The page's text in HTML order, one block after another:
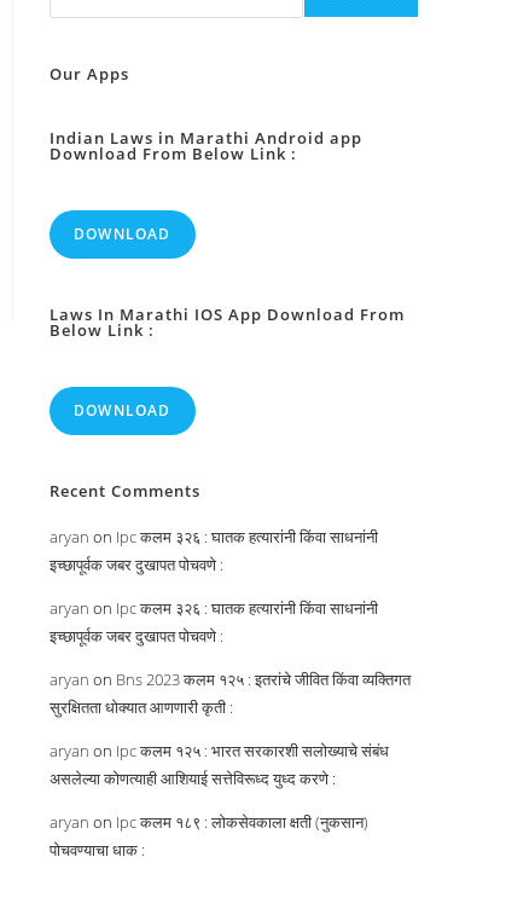
Our Apps
Indian Laws in Marathi Android app
Download From Below Link :
DOWNLOAD
Laws In Marathi IOS App Download From
Below Link :
DOWNLOAD
Recent Comments
aryan on Ipc कलम ३२६ : घातक हत्यारांनी किंवा साधनांनी
इच्छापूर्वक जबर दुखापत पोचवणे :
aryan on Ipc कलम ३२६ : घातक हत्यारांनी किंवा साधनांनी
इच्छापूर्वक जबर दुखापत पोचवणे :
aryan on Bns 2023 कलम १२५ : इतरांचे जीवित किंवा व्यक्तिगत
सुरक्षितता धोक्यात आणणारी कृती :
aryan on Ipc कलम १२५ : भारत सरकारशी सलोख्याचे संबंध
असलेल्या कोणत्याही आशियाई सत्तेविरूध्द युध्द करणे :
aryan on Ipc कलम १८९ : लोकसेवकाला क्षती (नुकसान)
पोचवण्याचा धाक :